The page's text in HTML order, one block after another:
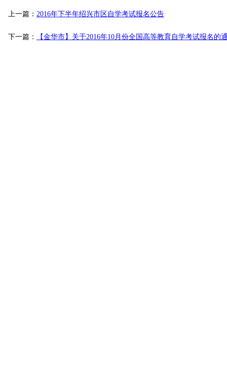
上一篇： 2016年下半年绍兴市区自学考试报名公告
下一篇： 【金华市】关于2016年10月份全国高等教育自学考试报名的